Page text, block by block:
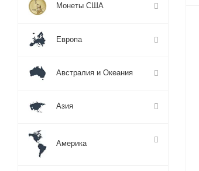
Монеты США
Европа
Австралия и Океания
Азия
Америка